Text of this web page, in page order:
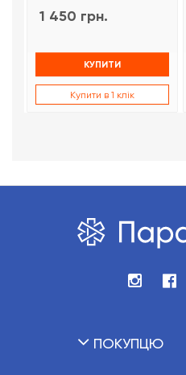
1 450 грн.
КУПИТИ
Купити в 1 клік
ПОКУПЦЮ